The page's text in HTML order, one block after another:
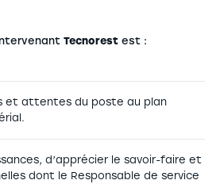
Tecnorest est :
et attentes du poste au plan
d’apprécier le savoir-faire et
dont le Responsable de service